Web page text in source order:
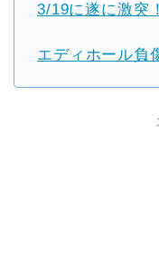
3/19に遂に激突！
エディホール負